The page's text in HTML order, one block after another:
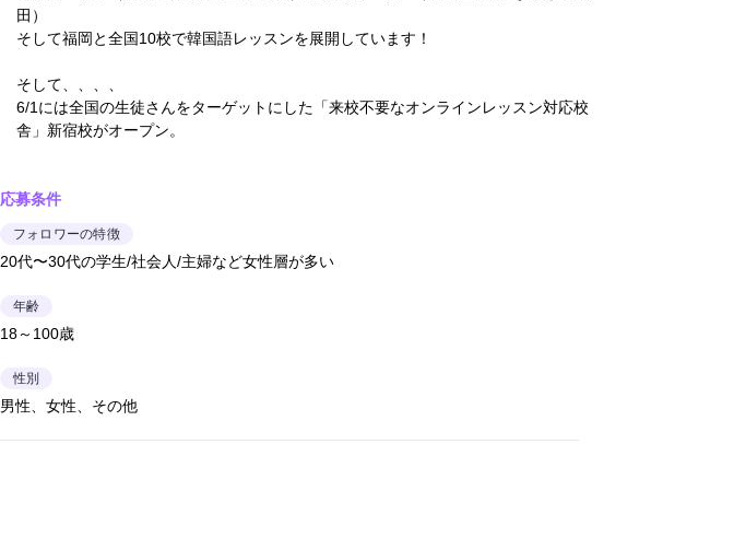
田）
そして福岡と全国10校で韓国語レッスンを展開しています！
そして、、、、
6/1には全国の生徒さんをターゲットにした「来校不要なオンラインレッスン対応校
舎」新宿校がオープン。
応募条件
フォロワーの特徴
20代〜30代の学生/社会人/主婦など女性層が多い
年齢
18～100歳
性別
男性、女性、その他